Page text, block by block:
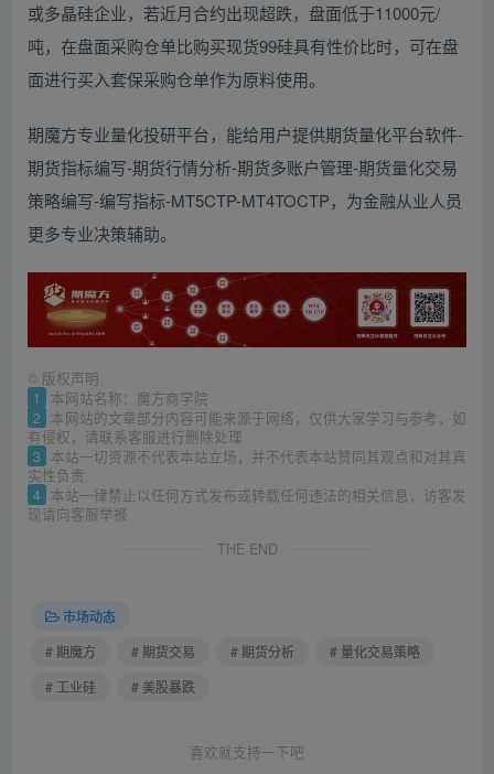
或多晶硅企业，若近月合约出现超跌，盘面低于11000元/
吨，在盘面采购仓单比购买现货99硅具有性价比时，可在盘
面进行买入套保采购仓单作为原料使用。
期魔方专业量化投研平台，能给用户提供期货量化平台软件-
期货指标编写-期货行情分析-期货多账户管理-期货量化交易
策略编写-编写指标-MT5CTP-MT4TOCTP，为金融从业人员
更多专业决策辅助。
© 版权声明
1 本网站名称：魔方商学院
2
本网站的文章部分内容可能来源于网络，仅供大家学习与参考，如
有侵权，请联系客服进行删除处理
3
本站一切资源不代表本站立场，并不代表本站赞同其观点和对其真
实性负责
4
本站一律禁止以任何方式发布或转载任何违法的相关信息，访客发
现请向客服举报
THE END
市场动态
# 期魔方
# 期货交易 # 期货分析
# 量化交易策略
# 工业硅
# 美股暴跌
喜欢就支持一下吧